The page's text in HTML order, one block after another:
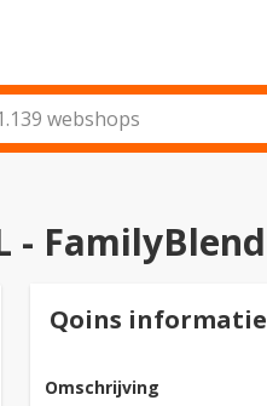
- FamilyBlend
Qoins informatie
Omschrijving